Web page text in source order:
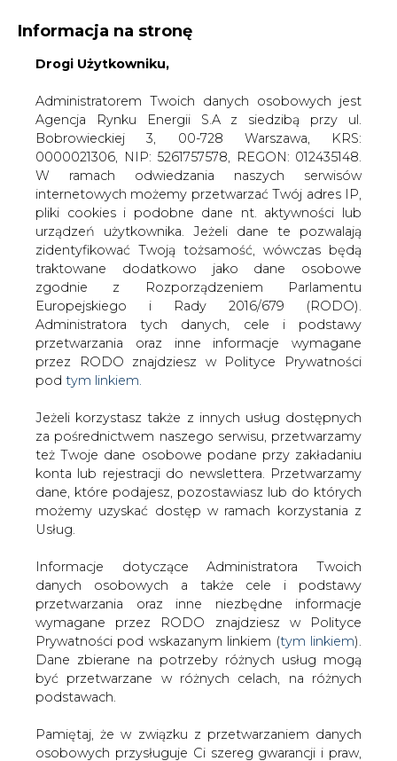
KONTAKT:
WYDAWCA PORTALU:
WYSOKI KONTRAST A A
ZALOGUJ SIĘ
WŁĄCZ CIRE.TV
Informacja na stronę
Drogi Użytkowniku,
Administratorem Twoich danych osobowych jest
Agencja Rynku Energii S.A z siedzibą przy ul.
Bobrowieckiej 3, 00-728 Warszawa, KRS:
0000021306, NIP: 5261757578, REGON: 012435148.
W ramach odwiedzania naszych serwisów
internetowych możemy przetwarzać Twój adres IP,
pliki cookies i podobne dane nt. aktywności lub
urządzeń użytkownika. Jeżeli dane te pozwalają
zidentyfikować Twoją tożsamość, wówczas będą
traktowane dodatkowo jako dane osobowe
zgodnie z Rozporządzeniem Parlamentu
Europejskiego i Rady 2016/679 (RODO).
Administratora tych danych, cele i podstawy
przetwarzania oraz inne informacje wymagane
przez RODO znajdziesz w Polityce Prywatności
pod tym linkiem.
Jeżeli korzystasz także z innych usług dostępnych
za pośrednictwem naszego serwisu, przetwarzamy
też Twoje dane osobowe podane przy zakładaniu
konta lub rejestracji do newslettera. Przetwarzamy
dane, które podajesz, pozostawiasz lub do których
możemy uzyskać dostęp w ramach korzystania z
Usług.
Informacje dotyczące Administratora Twoich
danych osobowych a także cele i podstawy
przetwarzania oraz inne niezbędne informacje
wymagane przez RODO znajdziesz w Polityce
Prywatności pod wskazanym linkiem (tym linkiem).
Dane zbierane na potrzeby różnych usług mogą
być przetwarzane w różnych celach, na różnych
podstawach.
Pamiętaj, że w związku z przetwarzaniem danych
osobowych przysługuje Ci szereg gwarancji i praw,
Strona główna RYNEK GAZU /
Biegły kończy opinię w
sprawie wycieku poufnych informacji z PGNiG
2009-12-14 00:00
skomentuj
udostępnij:
Biegły kończy opinię w sprawie
wycieku poufnych informacji z
PGNiG